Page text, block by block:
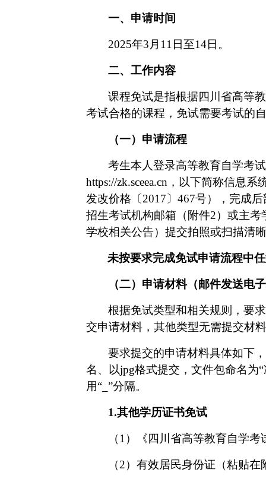
一、 申请时间
2025年3 月 11 日至14日 。
二、工作内容
课程免试是指根据四川省高等
考试合格的课程，免试需要考试的
（一） 申请流程
考生本人登录高等教育自学考
https://zk.sceea.cn ，以下简称信息系
发改价格〔2017〕467号），完成
招生考试机构邮箱（附件2）或主考
学校相关公告） 提交拍照或扫描清
未按要求完成免试申请流程中
（二） 申请材料（邮件发送电
根据免试类型和相关规则 ，要求
交申请材料， 其他类型无需提交材
要求提交的申请材料具体如下
名、
以jpg格式提交，文件包命名为
用“_”分隔。
1.其他学历证书免试
（1 ） 《四川省高等教育自学
（2） 有效居民身份证（粘贴在